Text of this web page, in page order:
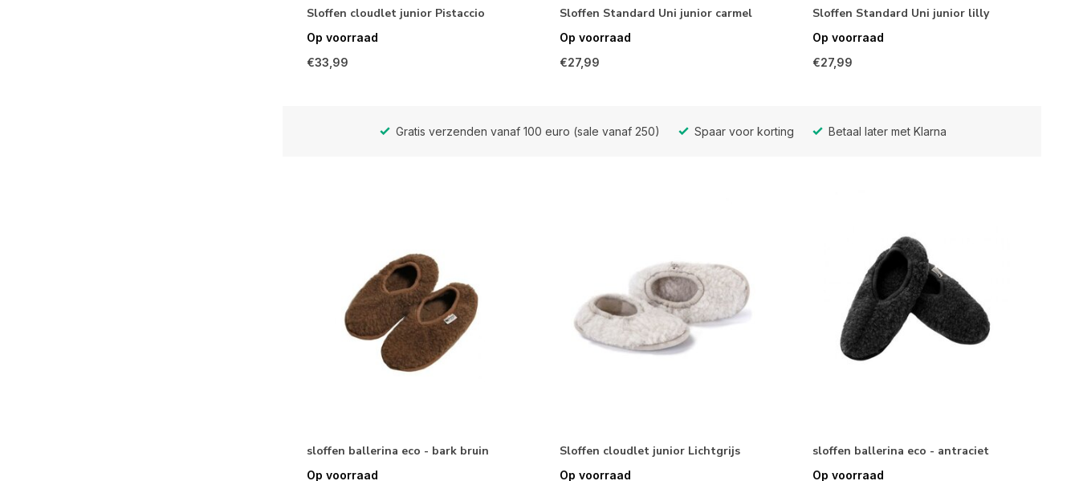
Sloffen cloudlet junior Pistaccio
Op voorraad
€33,99
Sloffen Standard Uni junior carmel
Op voorraad
€27,99
Sloffen Standard Uni junior lilly
Op voorraad
€27,99
Gratis verzenden vanaf 100 euro (sale vanaf 250) Spaar voor korting Betaal later met Klarna
sloffen ballerina eco - bark bruin
Op voorraad
Sloffen cloudlet junior Lichtgrijs
Op voorraad
sloffen ballerina eco - antraciet
Op voorraad